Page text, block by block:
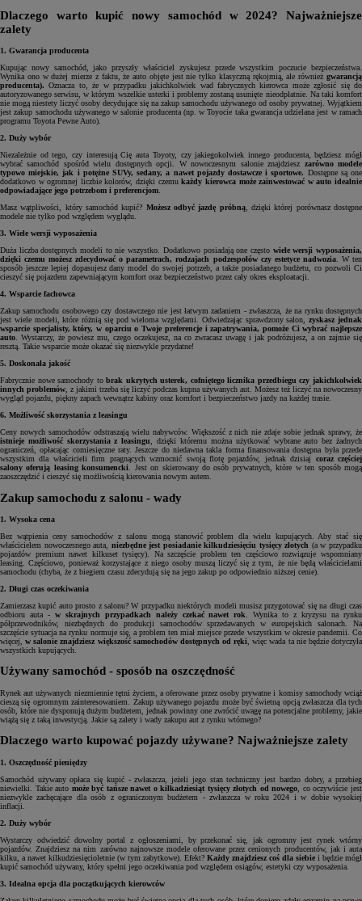
Dlaczego warto kupić nowy samochód w 2024? Najważniejsze
zalety
1. Gwarancja producenta
Kupując nowy samochód, jako przyszły właściciel zyskujesz przede wszystkim poczucie bezpieczeństwa.
Wynika ono w dużej mierze z faktu, że auto objęte jest nie tylko klasyczną rękojmią, ale również gwarancją
producenta). Oznacza to, że w przypadku jakichkolwiek wad fabrycznych kierowca może zgłosić się do
autoryzowanego serwisu, w którym wszelkie usterki i problemy zostaną usunięte nieodpłatnie. Na taki komfort
nie mogą niestety liczyć osoby decydujące się na zakup samochodu używanego od osoby prywatnej. Wyjątkiem
jest zakup samochodu używanego w salonie producenta (np. w Toyocie taka gwarancja udzielana jest w ramach
programu Toyota Pewne Auto).
2. Duży wybór
Niezależnie od tego, czy interesują Cię auta Toyoty, czy jakiegokolwiek innego producenta, będziesz mógł
wybrać samochód spośród wielu dostępnych opcji. W nowoczesnym salonie znajdziesz zarówno modele
typowo miejskie, jak i potężne SUVy, sedany, a nawet pojazdy dostawcze i sportowe. Dostępne są one
dodatkowo w ogromnej liczbie kolorów, dzięki czemukażdy kierowca może zainwestować w auto idealnie
odpowiadające jego potrzebom i preferencjom
Masz wątpliwości, który samochód kupić? Możesz odbyć jazdę próbną, dzięki której porównasz dostępne
modele nie tylko pod względem wyglądu.
3. Wiele wersji wyposażenia
Duża liczba dostępnych modeli to nie wszystko. Dodatkowo posiadają one często wiele wersji wyposażenia,
dzięki czemu możesz zdecydować o parametrach, rodzajach podzespołów czy estetyce nadwozia. W ten
sposób jeszcze lepiej dopasujesz dany model do swojej potrzeb, a także posiadanego budżetu, co pozwoli Ci
cieszyć się pojazdem zapewniającym komfort oraz bezpieczeństwo przez cały okres eksploatacji.
4. Wsparcie fachowca
Zakup samochodu osobowego czy dostawczego nie jest łatwym zadaniem - zwłaszcza, że na rynku dostępnych
jest wiele modeli, które różnią się pod wieloma względami. Odwiedzając sprawdzony salon,zyskasz jednak
wsparcie specjalisty, który, w oparciu o Twoje preferencje i zapatrywania, pomoże Ci wybrać najlepsze
auto . Wystarczy, że powiesz mu, czego oczekujesz, na co zwracasz uwagę i jak podróżujesz, a on zajmie się
resztą. Takie wsparcie może okazać się niezwykle przydatne!
5. Doskonała jakość
Fabrycznie nowe samochody tobrak ukrytych usterek, cofniętego licznika przedbiegu czy jakichkolwiek
innych problemów , z jakimi trzeba się liczyć podczas kupna używanych aut. Możesz też liczyć na nowoczesny
wygląd pojazdu, piękny zapach wewnątrz kabiny oraz komfort i bezpieczeństwo jazdy na każdej trasie.
6. Możliwość skorzystania z leasingu
Ceny nowych samochodów odstraszają wielu nabywców. Większość z nich nie zdaje sobie jednak sprawy, że
istnieje możliwość skorzystania z leasingu
, dzięki któremu można użytkować wybrane auto bez żadnych
ograniczeń, opłacając comiesięczne raty. Jeszcze do niedawna takla forma finansowania dostępna była przede
wszystkim dla właścicieli firm pragnących wzmocnić swoją flotę pojazdów, jednak dzisiaj coraz częściej
salony oferują leasing konsumencki
. Jest on skierowany do osób prywatnych, które w ten sposób mogą
zaoszczędzić i cieszyć się możliwością kierowania nowym autem.
Zakup samochodu z salonu - wady
1. Wysoka cena
Bez wątpienia ceny samochodów z salonu mogą stanowić problem dla wielu kupujących. Aby stać się
właścicielem nowoczesnego auta, niezbędne jest posiadanie kilkudziesięciu tysięcy złotych (a w przypadku
pojazdów premium nawet kilkuset tysięcy). Na szczęście problem ten częściowo rozwiązuje wspomniany
leasing. Częściowo, ponieważ korzystające z niego osoby muszą liczyć się z tym, że nie będą właścicielami
samochodu (chyba, że z biegiem czasu zdecydują się na jego zakup po odpowiednio niższej cenie).
2. Długi czas oczekiwania
Zamierzasz kupić auto prosto z salonu? W przypadku niektórych modeli musisz przygotować się na długi czas
odbioru auta - w skrajnych przypadkach należy czekać nawet rok
. Wynika to z kryzysu na rynku
półprzewodników, niezbędnych do produkcji samochodów sprzedawanych w europejskich salonach. Na
szczęście sytuacja na rynku normuje się, a problem ten miał miejsce przede wszystkim w okresie pandemii. Co
więcej,w salonie znajdziesz większość samochodów dostępnych od ręki
, więc wada ta nie będzie dotyczyła
wszystkich kupujących.
Używany samochód - sposób na oszczędność
Rynek aut używanych niezmiennie tętni życiem, a oferowane przez osoby prywatne i komisy samochody wciąż
cieszą się ogromnym zainteresowaniem. Zakup używanego pojazdu może być świetną opcją zwłaszcza dla tych
osób, które nie dysponują dużym budżetem, jednak powinny one zwrócić uwagę na potencjalne problemy, jakie
wiążą się z taką inwestycją. Jakie są zalety i wady zakupu aut z rynku wtórnego?
Dlaczego warto kupować pojazdy używane? Najważniejsze zalety
1. Oszczędność pieniędzy
Samochód używany opłaca się kupić - zwłaszcza, jeżeli jego stan techniczny jest bardzo dobry, a przebieg
niewielki. Takie auto może być tańsze nawet o kilkadziesiąt tysięcy złotych od nowego , co oczywiście jest
niezwykle zachęcające dla osób z ograniczonym budżetem - zwłaszcza w roku 2024 i w dobie wysokiej
inflacji.
2. Duży wybór
Wystarczy odwiedzić dowolny portal z ogłoszeniami, by przekonać się, jak ogromny jest rynek wtórny
pojazdów. Znajdziesz na nim zarówno najnowsze modele oferowane przez cenionych producentów, jak i auta
kilku, a nawet kilkudziesięcioletnie (w tym zabytkowe). Efekt? Każdy znajdziesz coś dla siebie i będzie mógł
kupić samochód używany, który spełni jego oczekiwania pod względem osiągów, estetyki czy wyposażenia.
3. Idealna opcja dla początkujących kierowców